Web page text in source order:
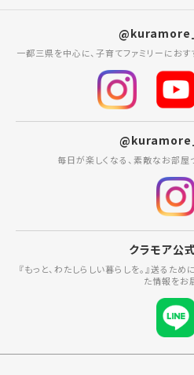
一都三県を中心に、子育てファミリーにお
毎日が楽しくなる、素敵なお部屋
クラモア公
『もっと、わたしらしい暮らしを。』送るた
た情報をお